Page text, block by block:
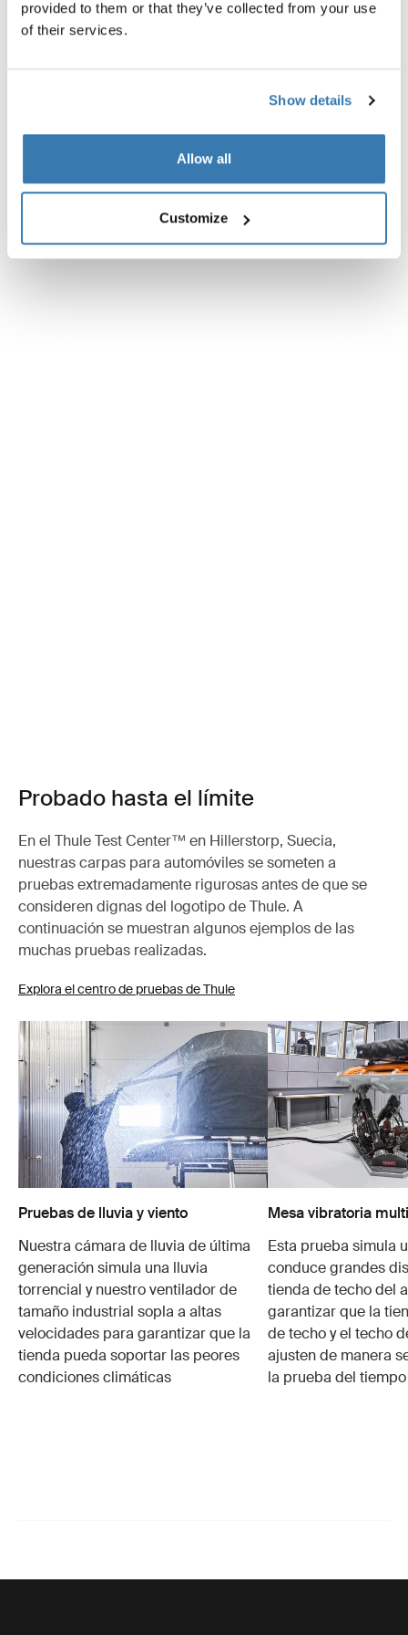
provided to them or that they’ve collected from your use
of their services.
Show details
Allow all
Customize
Toggle overview
Descripción del producto
Todas las características
Toggle guides and instructions
Probado hasta el límite
En el Thule Test Center™ en Hillerstorp, Suecia,
nuestras carpas para automóviles se someten a
pruebas extremadamente rigurosas antes de que se
consideren dignas del logotipo de Thule. A
continuación se muestran algunos ejemplos de las
muchas pruebas realizadas.
Explora el centro de pruebas de Thule
Pruebas de lluvia y viento
Nuestra cámara de lluvia de última
generación simula una lluvia
torrencial y nuestro ventilador de
tamaño industrial sopla a altas
velocidades para garantizar que la
tienda pueda soportar las peores
condiciones climáticas
Mesa vibratoria
Esta prueba simula
conduce grandes
tienda de techo del
garantizar que la
de techo y el techo
ajusten de manera
la prueba del